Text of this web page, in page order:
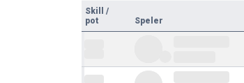
Skill
/
pot
Speler